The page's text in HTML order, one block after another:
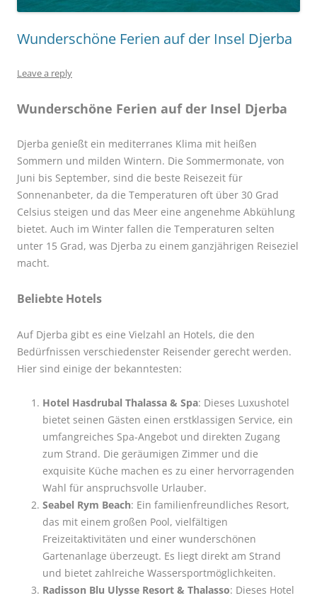
Wunderschöne Ferien auf der Insel Djerba
Leave a reply
Wunderschöne Ferien auf der Insel Djerba
Djerba genießt ein mediterranes Klima mit heißen
Sommern und milden Wintern. Die Sommermonate, von
Juni bis September, sind die beste Reisezeit für
Sonnenanbeter, da die Temperaturen oft über 30 Grad
Celsius steigen und das Meer eine angenehme Abkühlung
bietet. Auch im Winter fallen die Temperaturen selten
unter 15 Grad, was Djerba zu einem ganzjährigen Reiseziel
macht.
Beliebte Hotels
Auf Djerba gibt es eine Vielzahl an Hotels, die den
Bedürfnissen verschiedenster Reisender gerecht werden.
Hier sind einige der bekanntesten:
Hotel Hasdrubal Thalassa & Spa: Dieses Luxushotel
bietet seinen Gästen einen erstklassigen Service, ein
umfangreiches Spa-Angebot und direkten Zugang
zum Strand. Die geräumigen Zimmer und die
exquisite Küche machen es zu einer hervorragenden
Wahl für anspruchsvolle Urlauber.
Seabel Rym Beach: Ein familienfreundliches Resort,
das mit einem großen Pool, vielfältigen
Freizeitaktivitäten und einer wunderschönen
Gartenanlage überzeugt. Es liegt direkt am Strand
und bietet zahlreiche Wassersportmöglichkeiten.
Radisson Blu Ulysse Resort & Thalasso: Dieses Hotel